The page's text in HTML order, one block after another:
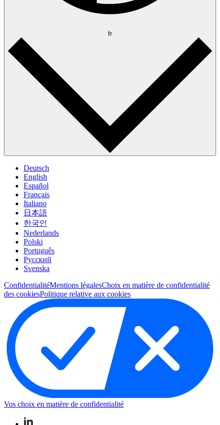
fr
Deutsch
English
Español
Français
Italiano
日本語
한국인
Nederlands
Polski
Português
Pусский
Svenska
ConfidentialitéMentions légalesChoix en matière de confidentialité
des cookiesPolitique relative aux cookies
Vos choix en matière de confidentialité